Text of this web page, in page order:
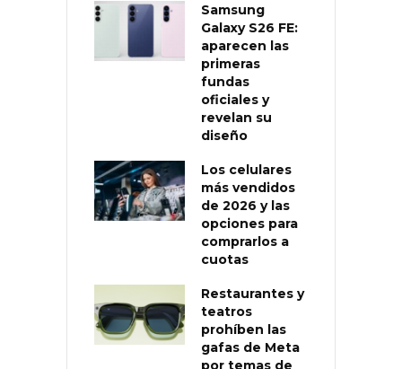
Samsung
Galaxy S26 FE:
aparecen las
primeras
fundas
oficiales y
revelan su
diseño
Los celulares
más vendidos
de 2026 y las
opciones para
comprarlos a
cuotas
Restaurantes y
teatros
prohíben las
gafas de Meta
por temas de